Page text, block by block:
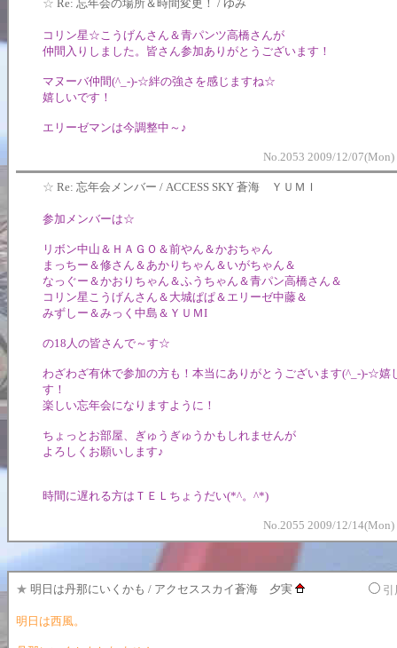
☆ Re: 忘年会の場所＆時間変更！ / ゆみ
コリン星☆こうげんさん＆青パンツ高橋さんが
仲間入りしました。皆さん参加ありがとうございます！
マヌーバ仲間(^_-)-☆絆の強さを感じますね☆
嬉しいです！
エリーゼマンは今調整中～♪
No.2053 2009/12/
☆ Re: 忘年会メンバー / ACCESS SKY 蒼海 ＹＵＭＩ
参加メンバーは☆
リボン中山＆ＨＡＧＯ＆前やん＆かおちゃん
まっちー＆修さん＆あかりちゃん＆いがちゃん＆
なっぐー＆かおりちゃん＆ふうちゃん＆青パン高橋さん＆
コリン星こうげんさん＆大城ぱぱ＆エリーゼ中藤＆
みずしー＆みっく中島＆ＹＵＭI
の18人の皆さんで～す☆
わざわざ有休で参加の方も！本当にありがとうございます(^_-)-☆嬉
す！
楽しい忘年会になりますように！
ちょっとお部屋、ぎゅうぎゅうかもしれませんが
よろしくお願いします♪
時間に遅れる方はＴＥＬちょうだい(*^。^*)
No.2055 2009/12/
★ 明日は丹那にいくかも / アクセススカイ蒼海 夕実 引
明日は西風。